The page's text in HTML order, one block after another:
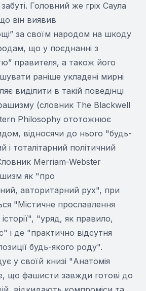
Головний же гріх Саула
він виявив
за своїм народом на шкоду
що у поєднанні з
правителя, а також його
раніше укладені мирні
виділити в такій поведінці
(словник The Blackwell
Philosophy ототожнює
відносячи до нього "будь-
і тоталітарний політичний
Merriam-Webster
як "про
авторитарний рух", при
"Містичне прославлення
історії", "уряд, як правило,
і де "практично відсутня
будь-якого роду".
у своїй книзі "Анатомія
що фашисти завжди готові до